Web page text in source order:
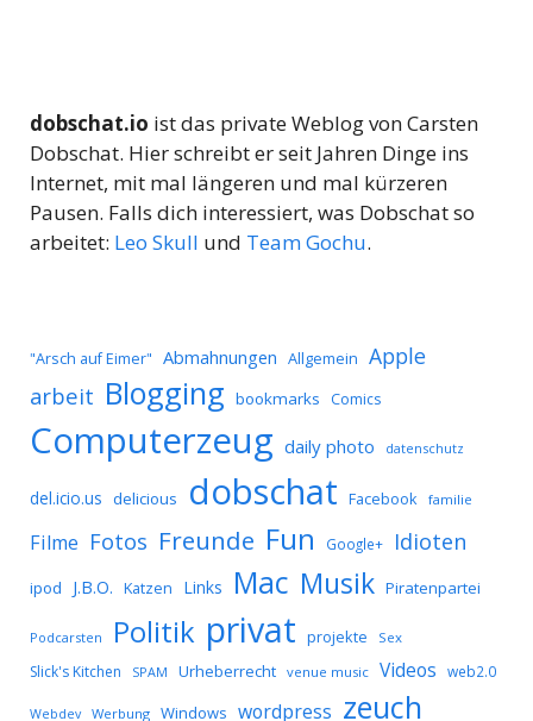
dobschat.io ist das private Weblog von Carsten
Dobschat. Hier schreibt er seit Jahren Dinge ins
Internet, mit mal längeren und mal kürzeren
Pausen. Falls dich interessiert, was Dobschat so
arbeitet: Leo Skull und Team Gochu.
"Arsch auf Eimer" Abmahnungen Allgemein Apple
arbeit Blogging bookmarks Comics
Computerzeug daily photo datenschutz
del.icio.us delicious dobschat Facebook familie
Filme Fotos Freunde Fun Google+ Idioten
ipod J.B.O. Katzen Links Mac Musik Piratenpartei
Podcarsten Politik privat projekte Sex
Slick's Kitchen SPAM Urheberrecht venue music Videos web2.0
Webdev Werbung Windows wordpress zeuch